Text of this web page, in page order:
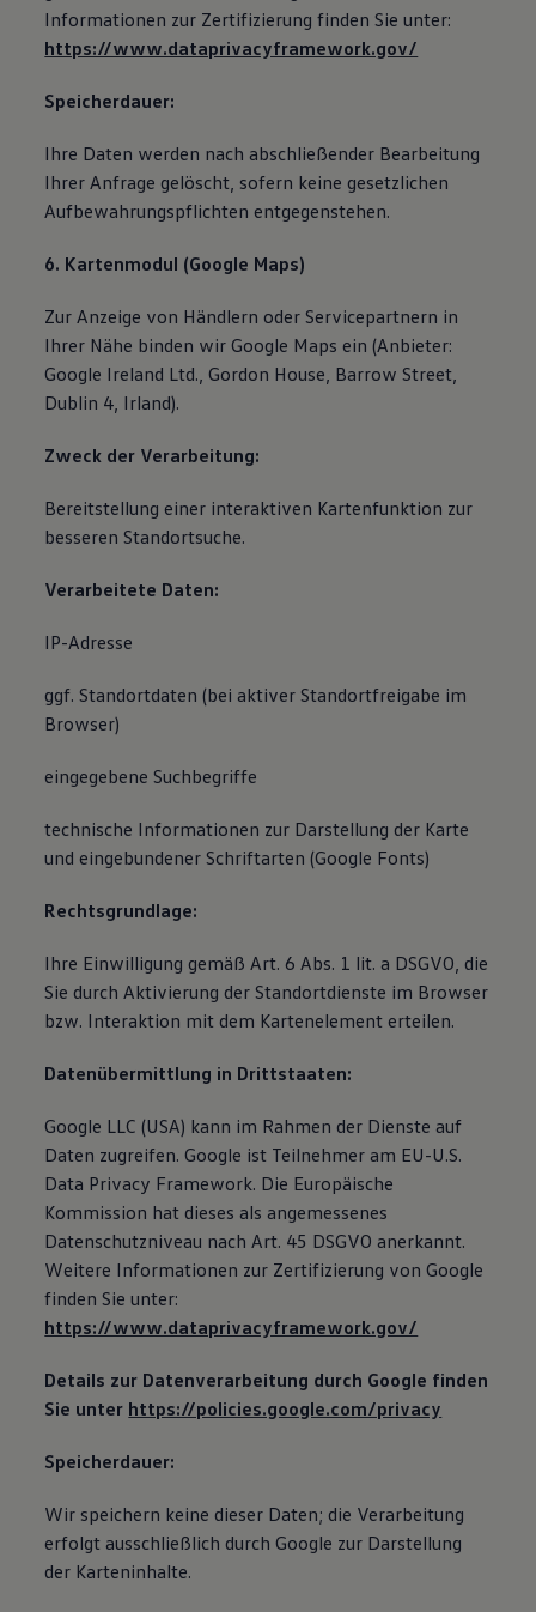
Informationen zur Zertifizierung finden Sie unter:
https://www.dataprivacyframework.gov/
Speicherdauer:
Ihre Daten werden nach abschließender Bearbeitung
Ihrer Anfrage gelöscht, sofern keine gesetzlichen
Aufbewahrungspflichten entgegenstehen.
6. Kartenmodul (Google Maps)
Zur Anzeige von Händlern oder Servicepartnern in
Ihrer Nähe binden wir Google Maps ein (Anbieter:
Google Ireland Ltd., Gordon House, Barrow Street,
Dublin 4, Irland).
Zweck der Verarbeitung:
Bereitstellung einer interaktiven Kartenfunktion zur
besseren Standortsuche.
Verarbeitete Daten:
IP-Adresse
ggf. Standortdaten (bei aktiver Standortfreigabe im
Browser)
eingegebene Suchbegriffe
technische Informationen zur Darstellung der Karte
und eingebundener Schriftarten (Google Fonts)
Rechtsgrundlage:
Ihre Einwilligung gemäß Art. 6 Abs. 1 lit. a DSGVO, die
Sie durch Aktivierung der Standortdienste im Browser
bzw. Interaktion mit dem Kartenelement erteilen.
Datenübermittlung in Drittstaaten:
Google LLC (USA) kann im Rahmen der Dienste auf
Daten zugreifen. Google ist Teilnehmer am EU-U.S.
Data Privacy Framework. Die Europäische
Kommission hat dieses als angemessenes
Datenschutzniveau nach Art. 45 DSGVO anerkannt.
Weitere Informationen zur Zertifizierung von Google
finden Sie unter:
https://www.dataprivacyframework.gov/
Details zur Datenverarbeitung durch Google finden
Sie unter https://policies.google.com/privacy
Speicherdauer:
Wir speichern keine dieser Daten; die Verarbeitung
erfolgt ausschließlich durch Google zur Darstellung
der Karteninhalte.